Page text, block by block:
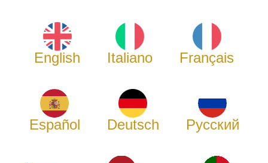
English Italiano Français
Español Deutsch Русский